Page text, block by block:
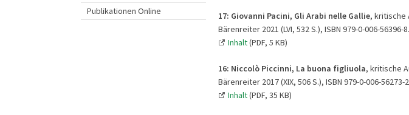
Publikationen Online
17: Giovanni Pacini, Gli Arabi nelle Gallie, kritische
Bärenreiter 2021 (LVI, 532 S.), ISBN 979-0-006-56396-8.
Inhalt(PDF, 5 KB)
16: Niccolò Piccinni, La buona figliuola, kritische
Bärenreiter 2017 (XIX, 506 S.), ISBN 979-0-006-56273-
Inhalt(PDF, 35 KB)